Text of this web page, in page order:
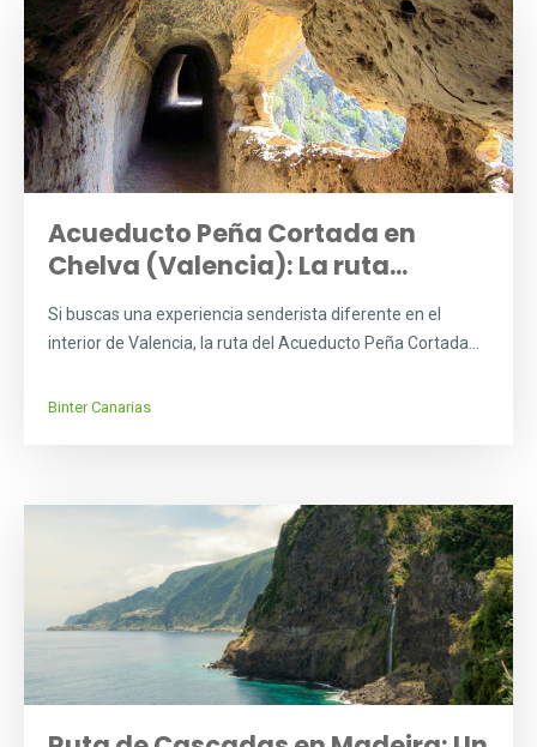
Acueducto Peña Cortada en
Chelva (Valencia): La ruta...
Si buscas una experiencia senderista diferente en el
interior de Valencia, la ruta del Acueducto Peña Cortada...
Binter Canarias